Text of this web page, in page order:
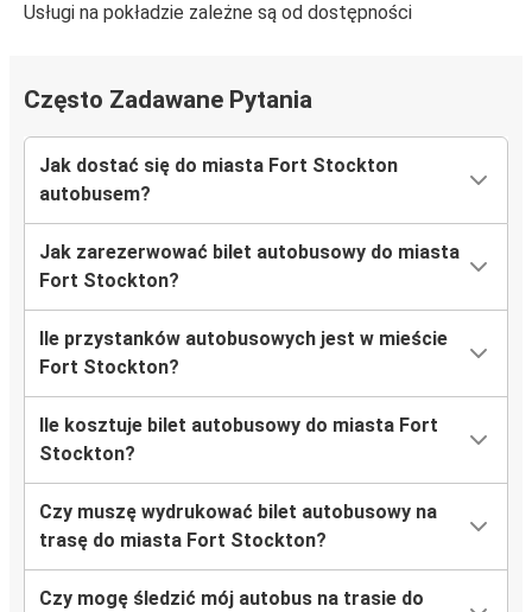
Usługi na pokładzie zależne są od dostępności
Często Zadawane Pytania
Jak dostać się do miasta Fort Stockton
autobusem?
Jak zarezerwować bilet autobusowy do miasta
Fort Stockton?
Ile przystanków autobusowych jest w mieście
Fort Stockton?
Ile kosztuje bilet autobusowy do miasta Fort
Stockton?
Czy muszę wydrukować bilet autobusowy na
trasę do miasta Fort Stockton?
Czy mogę śledzić mój autobus na trasie do